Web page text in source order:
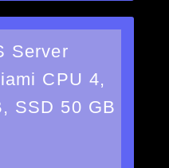
Server
CPU 4,
SSD 50 GB